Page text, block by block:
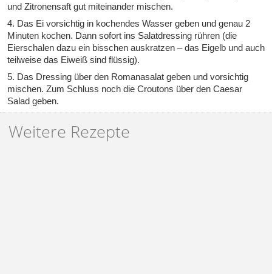
und Zitronensaft gut miteinander mischen.
4. Das Ei vorsichtig in kochendes Wasser geben und genau 2
Minuten kochen. Dann sofort ins Salatdressing rühren (die
Eierschalen dazu ein bisschen auskratzen – das Eigelb und auch
teilweise das Eiweiß sind flüssig).
5. Das Dressing über den Romanasalat geben und vorsichtig
mischen. Zum Schluss noch die Croutons über den Caesar
Salad geben.
Weitere Rezepte